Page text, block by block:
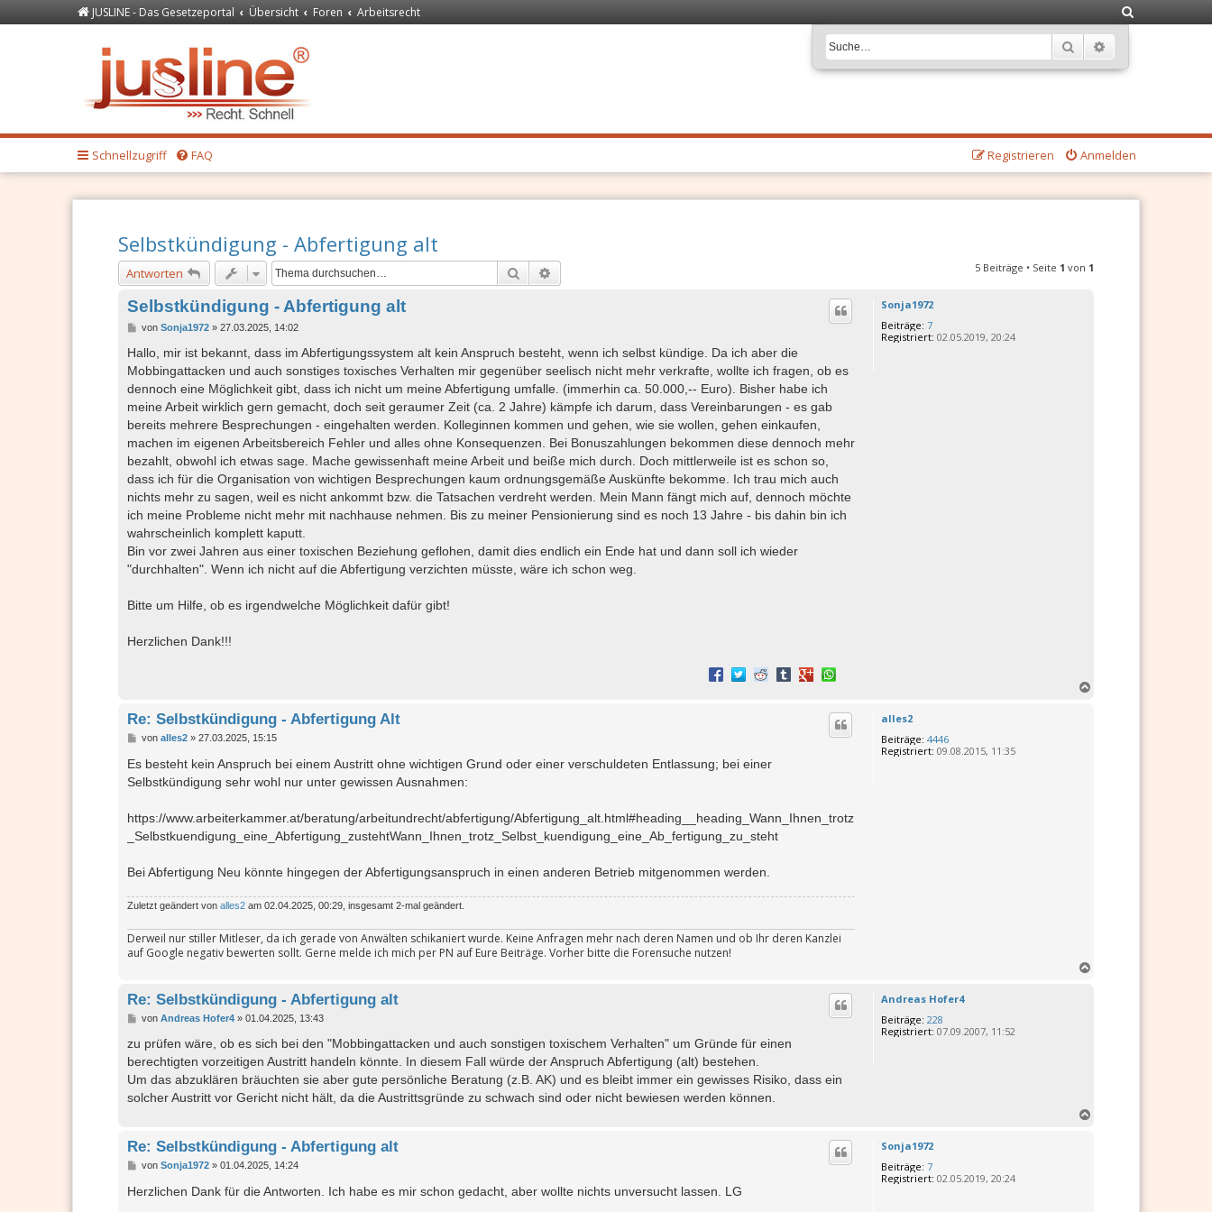
JUSLINE - Das Gesetzeportal Übersicht Foren Arbeitsrecht
Suche
Schnellzugriff FAQ Anmelden
Registrieren
Selbstkündigung - Abfertigung alt
Antworten Suche 5 Beiträge • Seite 1 von 1
Sonja1972
Beiträge: 7
Registriert: 02.05.2019, 20:24
Selbstkündigung - Abfertigung alt
B
i
r
a
g
von Sonja1972» 27.03.2025, 14:02
Hallo, mir ist bekannt, dass im Abfertigungssystem alt kein Anspruch besteht, wenn ich selbst kündige. Da ich aber die
Mobbingattacken und auch sonstiges toxisches Verhalten mir gegenüber seelisch nicht mehr verkrafte, wollte ich fragen, ob es
dennoch eine Möglichkeit gibt, dass ich nicht um meine Abfertigung umfalle. (immerhin ca. 50.000,-- Euro). Bisher habe ich
meine Arbeit wirklich gern gemacht, doch seit geraumer Zeit (ca. 2 Jahre) kämpfe ich darum, dass Vereinbarungen - es gab
bereits mehrere Besprechungen - eingehalten werden. Kolleginnen kommen und gehen, wie sie wollen, gehen einkaufen,
machen im eigenen Arbeitsbereich Fehler und alles ohne Konsequenzen. Bei Bonuszahlungen bekommen diese dennoch mehr
bezahlt, obwohl ich etwas sage. Mache gewissenhaft meine Arbeit und beiße mich durch. Doch mittlerweile ist es schon so,
dass ich für die Organisation von wichtigen Besprechungen kaum ordnungsgemäße Auskünfte bekomme. Ich trau mich auch
nichts mehr zu sagen, weil es nicht ankommt bzw. die Tatsachen verdreht werden. Mein Mann fängt mich auf, dennoch möchte
ich meine Probleme nicht mehr mit nachhause nehmen. Bis zu meiner Pensionierung sind es noch 13 Jahre - bis dahin bin ich
wahrscheinlich komplett kaputt.
Bin vor zwei Jahren aus einer toxischen Beziehung geflohen, damit dies endlich ein Ende hat und dann soll ich wieder
"durchhalten". Wenn ich nicht auf die Abfertigung verzichten müsste, wäre ich schon weg.
Bitte um Hilfe, ob es irgendwelche Möglichkeit dafür gibt!
Herzlichen Dank!!!
alles2
Beiträge: 4446
Registriert: 09.08.2015, 11:35
Re: Selbstkündigung - Abfertigung Alt
B
i
t
r
von alles2» 27.03.2025, 15:15
Es besteht kein Anspruch bei einem Austritt ohne wichtigen Grund oder einer verschuldeten Entlassung; bei einer
Selbstkündigung sehr wohl nur unter gewissen Ausnahmen:
https://www.arbeiterkammer.at/beratung/arbeitundrecht/abfertigung/Abfertigung_alt.html#heading__heading_Wann_Ihnen_trotz
_Selbstkuendigung_eine_Abfertigung_zustehtWann_Ihnen_trotz_Selbst_kuendigung_eine_Ab_fertigung_zu_steht
Bei Abfertigung Neu könnte hingegen der Abfertigungsanspruch in einen anderen Betrieb mitgenommen werden.
Zuletzt geändert von alles2 am 02.04.2025, 00:29, insgesamt 2-mal geändert.
Derweil nur stiller Mitleser, da ich gerade von Anwälten schikaniert wurde. Keine Anfragen mehr nach deren Namen und ob Ihr deren Kanzlei
auf Google negativ bewerten sollt. Gerne melde ich mich per PN auf Eure Beiträge. Vorher bitte die Forensuche nutzen!
Andreas Hofer4
Beiträge: 228
Registriert: 07.09.2007, 11:52
Re: Selbstkündigung - Abfertigung alt
B
i
r
a
g
von Andreas Hofer4» 01.04.2025, 13:43
zu prüfen wäre, ob es sich bei den "Mobbingattacken und auch sonstigen toxischem Verhalten" um Gründe für einen
berechtigten vorzeitigen Austritt handeln könnte. In diesem Fall würde der Anspruch Abfertigung (alt) bestehen.
Um das abzuklären bräuchten sie aber gute persönliche Beratung (z.B. AK) und es bleibt immer ein gewisses Risiko, dass ein
solcher Austritt vor Gericht nicht hält, da die Austrittsgründe zu schwach sind oder nicht bewiesen werden können.
Sonja1972
Beiträge: 7
Registriert: 02.05.2019, 20:24
Re: Selbstkündigung - Abfertigung alt
B
i
von Sonja1972» 01.04.2025, 14:24
Herzlichen Dank für die Antworten. Ich habe es mir schon gedacht, aber wollte nichts unversucht lassen. LG